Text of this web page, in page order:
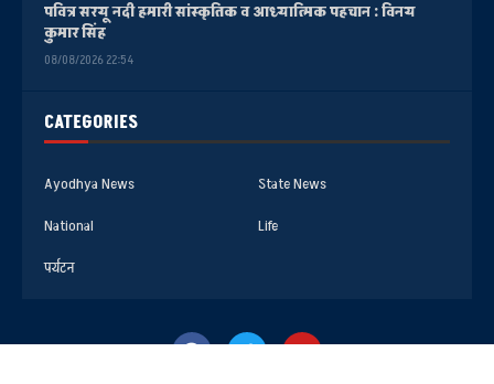
CATEGORIES
Ayodhya News
State News
National
Life
पर्यटन
पवित्र सरयू नदी हमारी सांस्कृतिक व आध्यात्मिक पहचान : विनय
कुमार सिंह
08/08/2026 22:54